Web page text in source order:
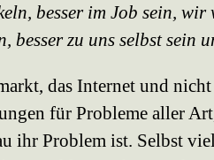
besser im Job sein,
besser zu uns selbst sein
das Internet und
für Probleme aller
ihr Problem ist. Selbst